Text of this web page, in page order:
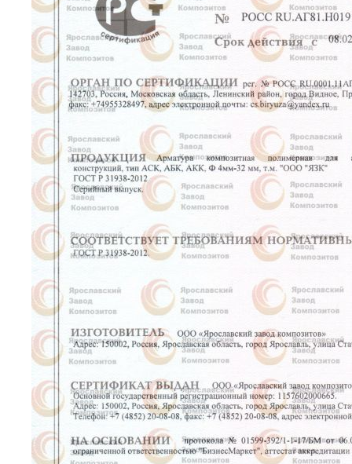
Не нашли то, что
искали?
Оставьте заявку, и мы свяжемся с вами,
чтобы обсудить все ваши вопросы
+7